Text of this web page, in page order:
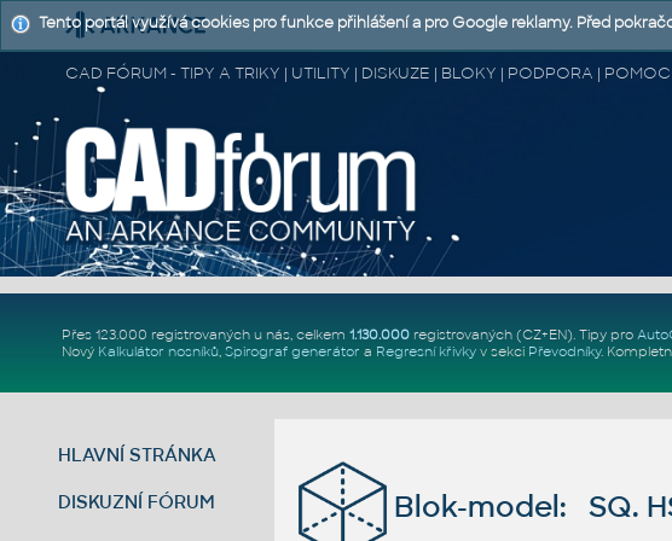
CAD FÓRUM - TIPY A TRIKY | UTILITY | DISKUZE | BLOKY | PODPORA |
Přes 123.000 registrovaných u nás, celkem 1.130.000registrovaných (CZ+EN). Tipy pro
Nový Kalkulátor nosníků, Spirograf generátor a Regresní křivkyv sekci Převodníky.
HLAVNÍ STRÁNKA
DISKUZNÍ FÓRUM Blok-model: SQ.
Tento portál využívá cookies pro funkce přihlášení a pro Google reklamy. Před